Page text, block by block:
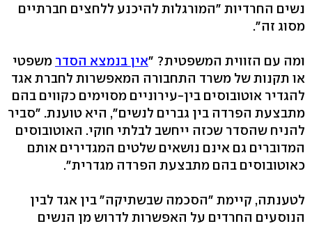
נשים החרדיות "המורגלות להיכנע ללחצים חברתיים
מסוג זה".
ומה עם הזווית המשפטית? "אין בנמצא הסדר משפטי
או תקנות של משרד התחבורה המאפשרות לחברת אגד
להגדיר אוטובוסים בין-עירוניים מסוימים כקווים בהם
מתבצעת הפרדה בין גברים לנשים", היא טוענת. "סביר
להניח שהסדר שכזה ייחשב לבלתי חוקי. האוטובוסים
המדוברים גם אינם נושאים שלטים המגדירים אותם
כאוטובוסים בהם מתבצעת הפרדה מגדרית".
לטענתה, קיימת "הסכמה שבשתיקה" בין אגד לבין
הנוסעים החרדים על האפשרות לדרוש מן הנשים